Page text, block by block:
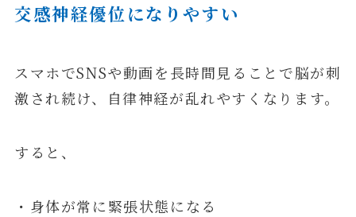
交感神経優位になりやすい
スマホでSNSや動画を長時間見ることで脳が刺
激され続け、自律神経が乱れやすくなります。
すると、
・身体が常に緊張状態になる